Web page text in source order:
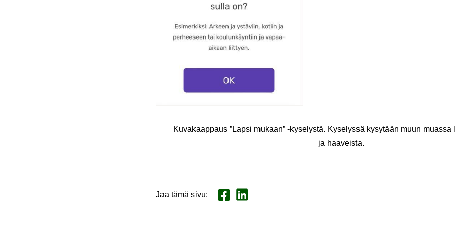
Ku­va­kaap­paus ”Lapsi mu­kaan” -​kyselystä. Ky­se­lys­sä ky­sy­tään muun muas­sa
ja haa­veis­ta.
Jaa tämä sivu: Jaa Face­book
Jaa Lin­ke­dI­nis­sä